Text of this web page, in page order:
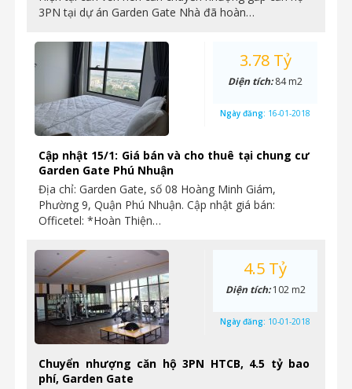
3PN tại dự án Garden Gate Nhà đã hoàn…
Cập nhật 15/1: Giá bán và cho thuê tại chung cư
Garden Gate Phú Nhuận
Địa chỉ: Garden Gate, số 08 Hoàng Minh Giám,
Phường 9, Quận Phú Nhuận. Cập nhật giá bán:
Officetel: *Hoàn Thiện…
3.78 Tỷ
Diện tích:84 m2
Ngày đăng: 16-01-2018
Chuyển nhượng căn hộ 3PN HTCB, 4.5 tỷ bao
phí, Garden Gate
4.5 Tỷ
Diện tích:102 m2
Ngày đăng: 10-01-2018